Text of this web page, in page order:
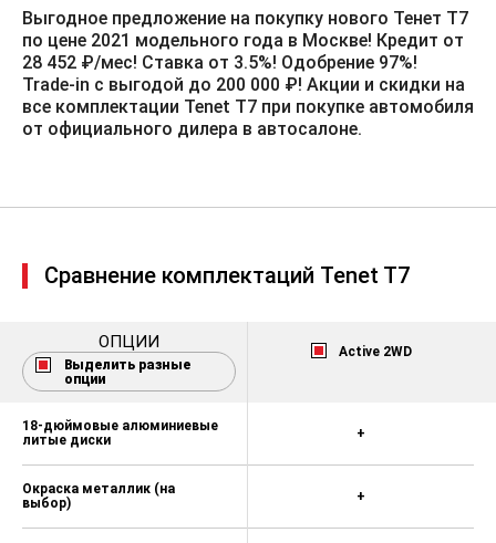
Черный
Цвет потолка Светло-серый
Водительское сиденье с
механической регулировкой в 6
направлениях
Климат-контроль, 2 зоны
Система улучшенной фильтрации
Рулевая колонка с регулировкой в
4-х направлениях
Выгодное предложение на покупку нового Тенет Т7
по цене 2021 модельного года в Москве! Кредит от
28 452 ₽/мес! Ставка от 3.5%!️ Одобрение 97%!
Trade-in с выгодой до 200 000 ₽! Акции и скидки на
все комплектации Tenet T7 при покупке автомобиля
от официального дилера в автосалоне.
Сравнение комплектаций Tenet T7
ОПЦИИ
Выделить разные
опции
Active 2WD
18-дюймовые алюминиевые
литые диски
Окраска металлик (на
выбор)
+
+